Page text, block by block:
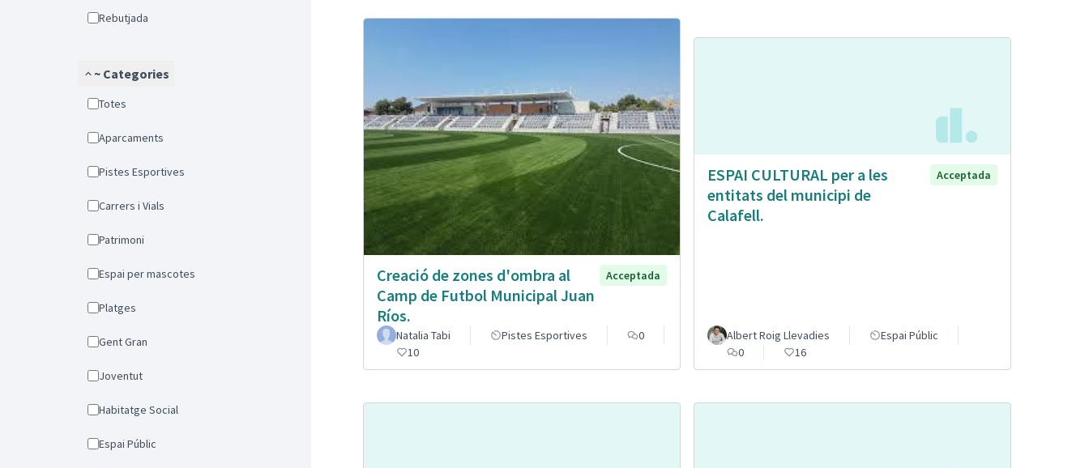
Rebutjada
~ Categories
Totes
Aparcaments
Pistes Esportives
Carrers i Vials
Patrimoni
Espai per mascotes
Platges
Gent Gran
Joventut
Habitatge Social
Espai Públic
Creació de zones d'ombra al
Camp de Futbol Municipal Juan
Ríos.
Acceptada
Natalia Tabi Pistes Esportives
0
10
ESPAI CULTURAL per a les
entitats del municipi de
Calafell.
Acceptada
Albert Roig Llevadies
Espai Públic
0
16